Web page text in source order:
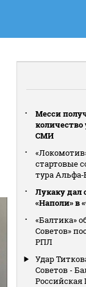
Месси
количество
СМИ
стартовые
тура
Лукаку дал
«Наполи» в
«Балтика»
Советов»
РПЛ
Удар
Советов -